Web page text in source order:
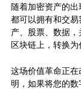
限量版
查看所有
比较各款
随着加密资产的出
都可以拥有和交
产、股票、数据
区块链上，转换为
这场价值革命正
明，如果将您的